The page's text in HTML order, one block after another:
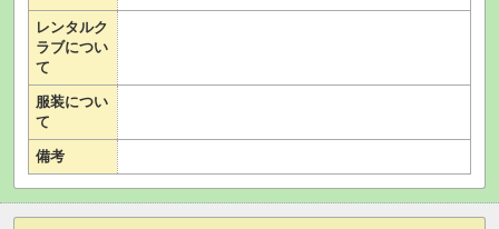
レンタルク
ラブについ
て
服装につい
て
備考